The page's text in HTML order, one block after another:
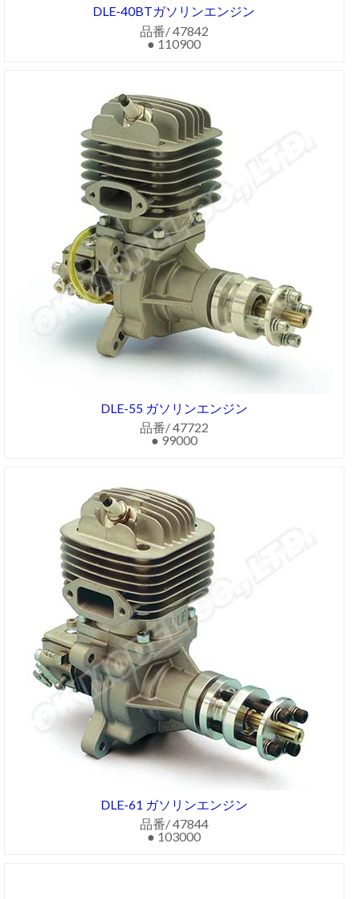
DLE-40BTガソリンエンジン
品番/ 47842
● 110900
DLE-55 ガソリンエンジン
品番/ 47722
● 99000
DLE-61 ガソリンエンジン
品番/ 47844
● 103000